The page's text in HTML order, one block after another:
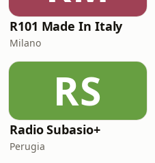
R101 Made In Italy
Milano
RS
Radio Subasio+
Perugia